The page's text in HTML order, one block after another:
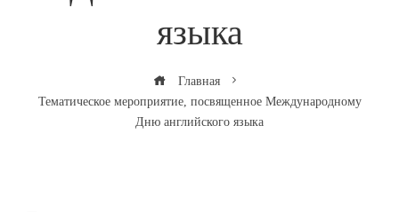
языка
Главная
Тематическое мероприятие, посвященное Международному
Дню английского языка